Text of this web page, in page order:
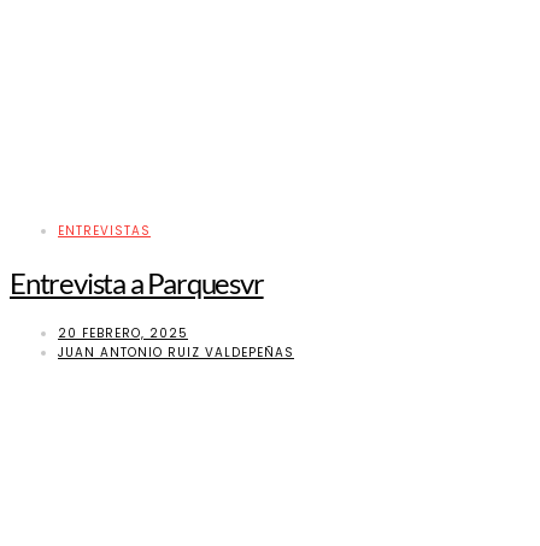
ENTREVISTAS
Entrevista a Parquesvr
20 FEBRERO, 2025
JUAN ANTONIO RUIZ VALDEPEÑAS